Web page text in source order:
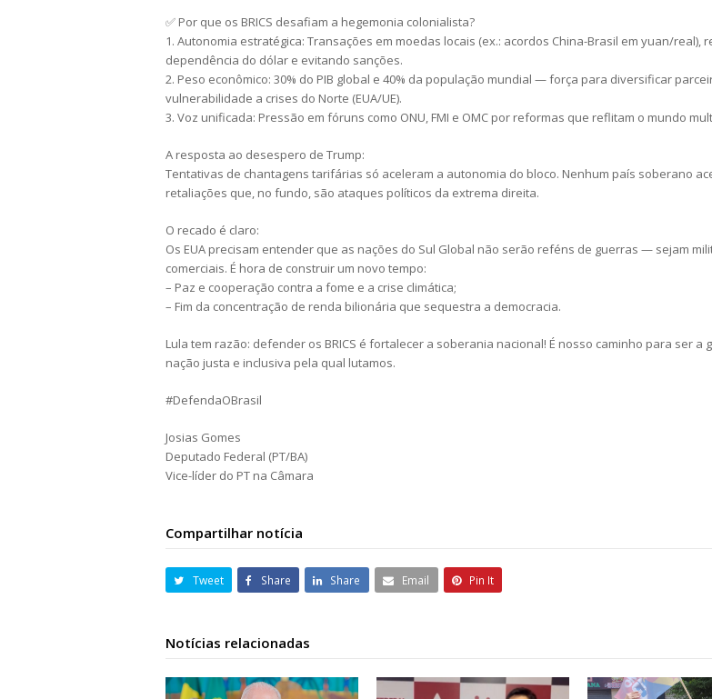
✅ Por que os BRICS desafiam a hegemonia colonialista?
1. Autonomia estratégica: Transações em moedas locais (ex.: acordos China-Brasil em yuan/real),
dependência do dólar e evitando sanções.
2. Peso econômico: 30% do PIB global e 40% da população mundial — força para diversificar
vulnerabilidade a crises do Norte (EUA/UE).
3. Voz unificada: Pressão em fóruns como ONU, FMI e OMC por reformas que reflitam o mundo
A resposta ao desespero de Trump:
Tentativas de chantagens tarifárias só aceleram a autonomia do bloco. Nenhum país soberano
retaliações que, no fundo, são ataques políticos da extrema direita.
O recado é claro:
Os EUA precisam entender que as nações do Sul Global não serão reféns de guerras — sejam
comerciais. É hora de construir um novo tempo:
– Paz e cooperação contra a fome e a crise climática;
– Fim da concentração de renda bilionária que sequestra a democracia.
Lula tem razão: defender os BRICS é fortalecer a soberania nacional! É nosso caminho para ser a
nação justa e inclusiva pela qual lutamos.
#DefendaOBrasil
Josias Gomes
Deputado Federal (PT/BA)
Vice-líder do PT na Câmara
Compartilhar notícia
Tweet Share Share Email Pin It
Notícias relacionadas